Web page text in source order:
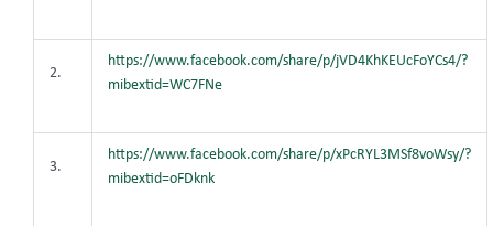
2.
https://www.facebook.com/share/p/jVD4KhKEUcFoYCs4/?
mibextid=WC7FNe
3.
https://www.facebook.com/share/p/xPcRYL3MSf8voWsy/?
mibextid=oFDknk